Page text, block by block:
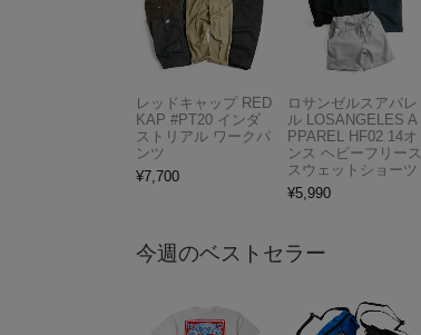
レッドキャップ RED
KAP #PT20 インダ
ストリアル ワークパ
ンツ
¥7,700
ロサンゼルスアパレ
ル LOSANGELES A
PPAREL HF02 14オ
ンス ヘビーフリース
スウェットショーツ
¥5,990
今週のベストセラー